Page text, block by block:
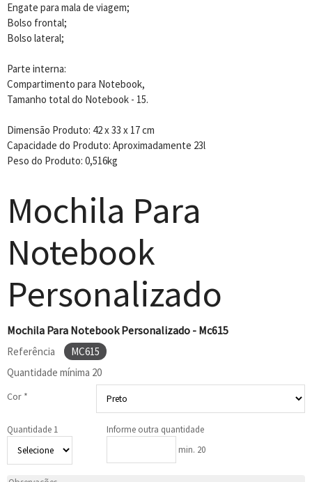
Engate para mala de viagem;
Bolso frontal;
Bolso lateral;
Parte interna:
Compartimento para Notebook,
Tamanho total do Notebook - 15.
Dimensão Produto: 42 x 33 x 17 cm
Capacidade do Produto: Aproximadamente 23l
Peso do Produto: 0,516kg
Mochila Para
Notebook
Personalizado
Mochila Para Notebook Personalizado - Mc615
Referência
MC615
Quantidade mínima 20
Cor *
Quantidade 1
Informe outra quantidade
min. 20